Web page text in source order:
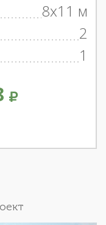
8x11 м
2
1